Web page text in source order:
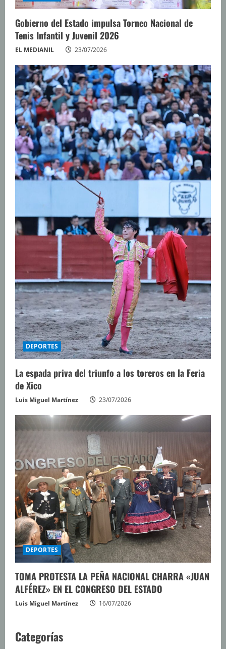
Gobierno del Estado impulsa Torneo Nacional de
Tenis Infantil y Juvenil 2026
EL MEDIANIL 23/07/2026
DEPORTES
La espada priva del triunfo a los toreros en la Feria
de Xico
Luis Miguel Martínez 23/07/2026
DEPORTES
TOMA PROTESTA LA PEÑA NACIONAL CHARRA «JUAN
ALFÉREZ» EN EL CONGRESO DEL ESTADO
Luis Miguel Martínez 16/07/2026
Categorías